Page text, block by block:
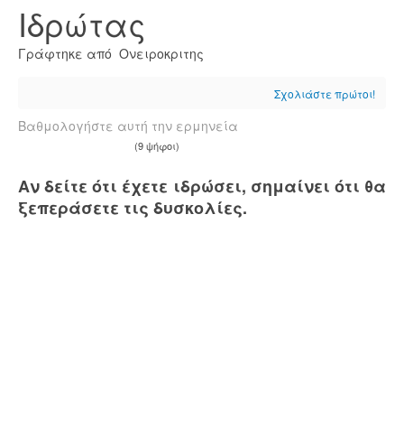
Ιδρώτας
Γράφτηκε από Ονειροκριτης
Σχολιάστε πρώτοι!
Βαθμολογήστε αυτή την ερμηνεία
(9 ψήφοι)
Αν δείτε ότι έχετε ιδρώσει, σημαίνει ότι θα
ξεπεράσετε τις δυσκολίες.